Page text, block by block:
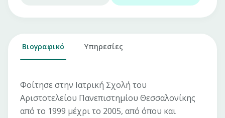
Βιογραφικό Υπηρεσίες
Φοίτησε στην Ιατρική Σχολή του
Αριστοτελείου Πανεπιστημίου Θεσσαλονίκης
από το 1999 μέχρι το 2005, από όπου και